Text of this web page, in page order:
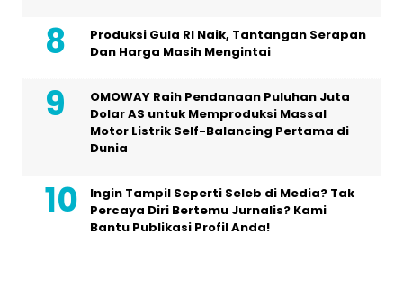
Produksi Gula RI Naik, Tantangan Serapan
Dan Harga Masih Mengintai
OMOWAY Raih Pendanaan Puluhan Juta
Dolar AS untuk Memproduksi Massal
Motor Listrik Self-Balancing Pertama di
Dunia
Ingin Tampil Seperti Seleb di Media? Tak
Percaya Diri Bertemu Jurnalis? Kami
Bantu Publikasi Profil Anda!